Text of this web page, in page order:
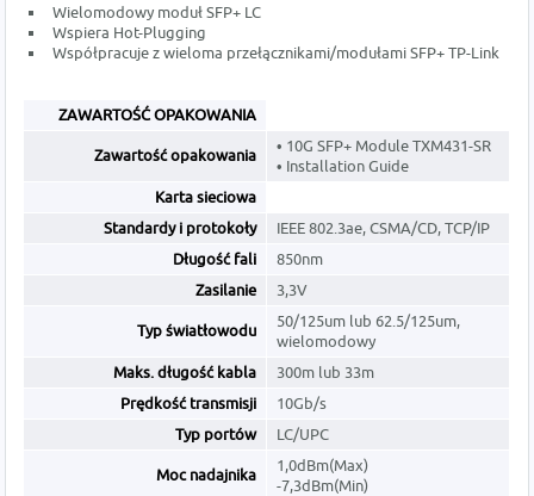
Wielomodowy moduł SFP+ LC
Wspiera Hot-Plugging
Współpracuje z wieloma przełącznikami/modułami SFP+ TP-Link
ZAWARTOŚĆ OPAKOWANIA
Zawartość opakowania
• 10G SFP+ Module TXM431-SR
• Installation Guide
Karta sieciowa
Standardy i protokoły
IEEE 802.3ae, CSMA/CD, TCP/IP
Długość fali
850nm
Zasilanie
3,3V
Typ światłowodu
50/125um lub 62.5/125um,
wielomodowy
Maks. długość kabla
300m lub 33m
Prędkość transmisji
10Gb/s
Typ portów
LC/UPC
Moc nadajnika
1,0dBm(Max)
-7,3dBm(Min)